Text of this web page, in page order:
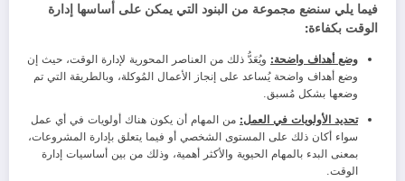
فيما يلي سنضع مجموعة من البنود التي يمكن على أساسها إدارة
الوقت بكفاءة:
وضع أهداف واضحة: ويُعَدُّ ذلك من العناصر المحورية لإدارة الوقت، حيث إن
وضع أهداف واضحة يُساعد على إنجاز الأعمال المُوكلة، وبالطريقة التي تم
وضعها بشكل مُسبق.
تحديد الأولويات في العمل: من المهام أن يكون هناك أولويات في أي عمل
سواء أكان ذلك على المستوى الشخصي أو فيما يتعلق بإدارة المشروعات،
بمعنى البدء بالمهام الحيوية والأكثر أهمية، وذلك من بين أساسيات إدارة
الوقت.